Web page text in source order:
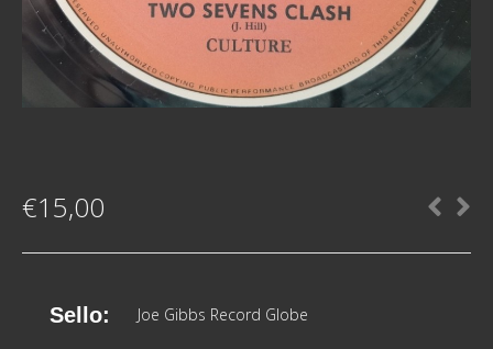
€15,00
Sello: Joe Gibbs Record Globe